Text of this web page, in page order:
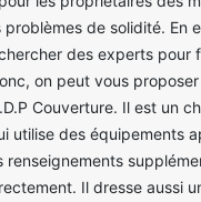
problèmes de solidité. En
des experts pour
on peut vous
Couverture. Il est un
utilise des équipements
renseignements
Il dresse aussi